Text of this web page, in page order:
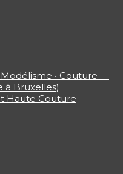
Modélisme • Couture —
à Bruxelles)
Haute Couture